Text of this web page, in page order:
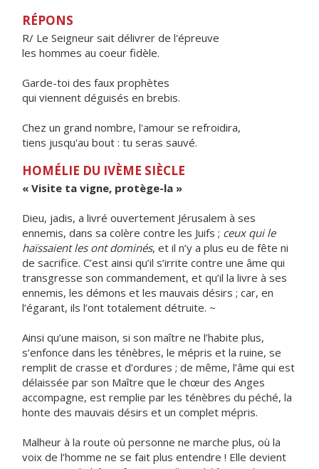
RÉPONS
R/ Le Seigneur sait délivrer de l'épreuve
les hommes au coeur fidèle.
Garde-toi des faux prophètes
qui viennent déguisés en brebis.
Chez un grand nombre, l'amour se refroidira,
tiens jusqu'au bout : tu seras sauvé.
HOMÉLIE DU IVÈME SIÈCLE
« Visite ta vigne, protège-la »
Dieu, jadis, a livré ouvertement Jérusalem à ses
ennemis, dans sa colère contre les Juifs ; ceux qui le
haïssaient les ont dominés, et il n’y a plus eu de fête ni
de sacrifice. C’est ainsi qu’il s’irrite contre une âme qui
transgresse son commandement, et qu’il la livre à ses
ennemis, les démons et les mauvais désirs ; car, en
l’égarant, ils l’ont totalement détruite. ~
Ainsi qu’une maison, si son maître ne l’habite plus,
s’enfonce dans les ténèbres, le mépris et la ruine, se
remplit de crasse et d’ordures ; de même, l’âme qui est
délaissée par son Maître que le chœur des Anges
accompagne, est remplie par les ténèbres du péché, la
honte des mauvais désirs et un complet mépris.
Malheur à la route où personne ne marche plus, où la
voix de l’homme ne se fait plus entendre ! Elle devient